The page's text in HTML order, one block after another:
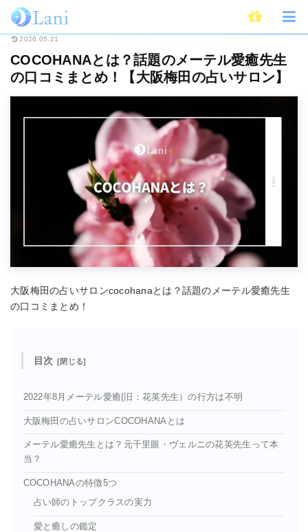
ホーム 占い COCOHANAとは？話題のメーテル愛癒
2026.05.21
COCOHANAとは？話題のメーテル愛癒先生
の口コミまとめ！【大阪梅田の占いサロン】
大阪梅田の占いサロンcocohanaとは？話題のメーテル愛癒先生
の口コミまとめ！
目次
2022年8月メーテル愛癒(旧：花英先生）の行方は不明
大阪梅田の占いサロンCOCOHANAとは
メーテル愛癒先生とは？元千里眼・ヴェルニの花英先生って本
当？
COCOHANAの特徴5つ
占い師のトップクラスの実力
愛と癒しの鑑定